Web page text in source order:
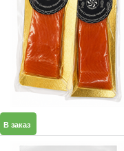
В заказ